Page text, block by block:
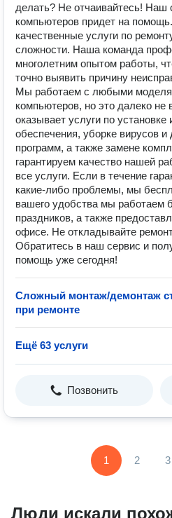
делать? Не отчаивайтесь! Наш
компьютеров придет на
качественные услуги по
сложности. Наша команда
многолетним опытом работы,
точно выявить причину
Мы работаем с любыми
компьютеров, но это далеко
оказывает услуги по установке
обеспечения, уборке вирусов и
программ, а также замене
гарантируем качество нашей
все услуги. Если в течение
какие-либо проблемы, мы
вашего удобства мы работаем
праздников, а также
офисе. Не откладывайте
Обратитесь в наш сервис и
помощь уже сегодня!
Сложный монтаж/демонтаж
при ремонте
Ещё 63 услуги
Позвонить
1 2 3
Люди искали